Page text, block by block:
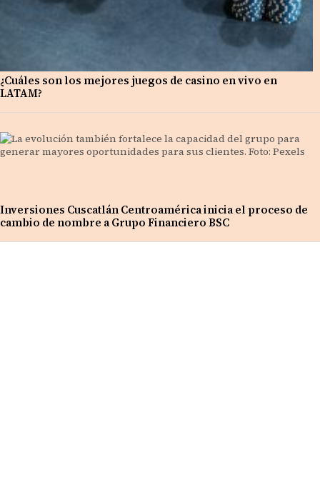
¿Cuáles son los mejores juegos de casino en vivo en
LATAM?
Inversiones Cuscatlán Centroamérica inicia el proceso de
cambio de nombre a Grupo Financiero BSC